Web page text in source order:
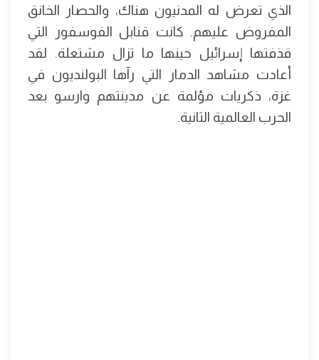
الذي تعرض له المدنيون هناك، والحصار الخانق
المفروض عليهم. كانت قنابل الفوسفور التي
قذفتها إسرائيل حينها ما تزال مشتعلة. لقد
أعادت مشاهد الدمار التي رآها البولنديون في
غزة، ذكريات مؤلمة عن مدينتهم وارسو بعد
الحرب العالمية الثانية.